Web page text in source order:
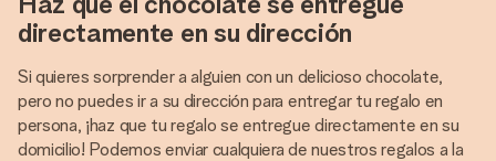
directamente en su dirección
Si quieres sorprender a alguien con un delicioso chocolate,
pero no puedes ir a su dirección para entregar tu regalo en
persona, ¡haz que tu regalo se entregue directamente en su
domicilio! Podemos enviar cualquiera de nuestros regalos a la